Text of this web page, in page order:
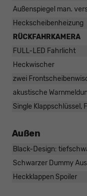
Außenspiegel man.
Heckscheibenheizung
RÜCKFAHRKAMERA
FULL-LED Fahrlicht
Heckwischer
zwei
akustische
Single Klappschlüssel,
Außen
Black-Design:
Schwarzer Dummy
Heckklappen Spoiler